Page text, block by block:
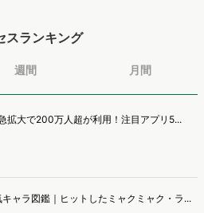
スランキング
週間 月間
拡大で200万人超が利用！注目アプリ5...
キャラ図鑑｜ヒットしたミャクミャク・ラ...